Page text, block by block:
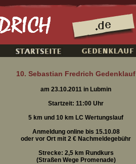
10. Sebastian Fredrich Gedenklauf
am 23.10.2011 in Lubmin
Startzeit: 11:00 Uhr
5 km und 10 km LC Wertungslauf
Anmeldung online bis 15.10.08
oder vor Ort mit 2 € Nachmeldegebühr
Strecke: 2,5 km Rundkurs
(Straßen Wege Promenade)